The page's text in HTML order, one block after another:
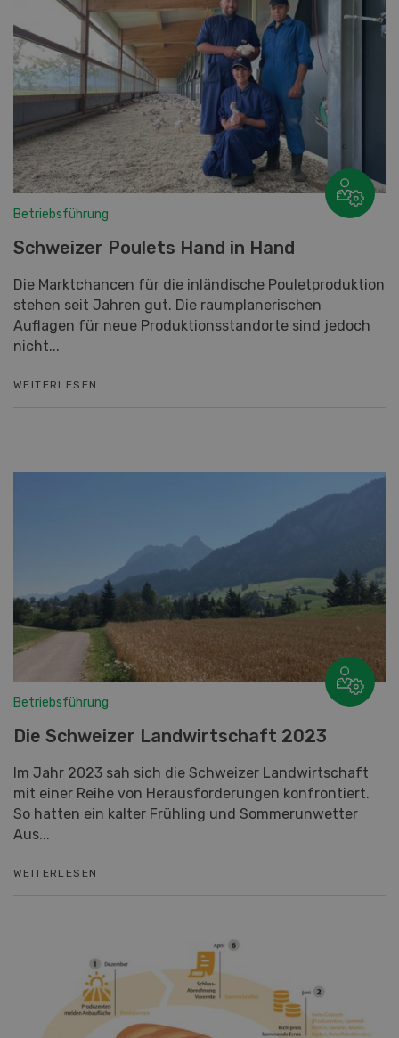
Betriebsführung
Schweizer Poulets Hand in Hand
Die Marktchancen für die inländische Pouletproduktion
Auflagen für neue Produktionsstandorte sind jedoch
WEITERLESEN
Betriebsführung
Die Schweizer Landwirtschaft 2023
Im Jahr 2023 sah sich die Schweizer Landwirtschaft
So hatten ein kalter Frühling und Sommerunwetter
WEITERLESEN